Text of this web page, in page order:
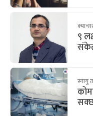
९
स्नायु